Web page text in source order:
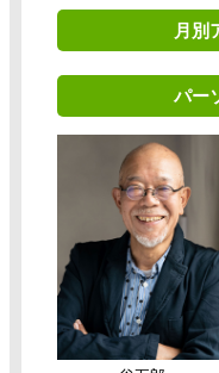
月別
パー